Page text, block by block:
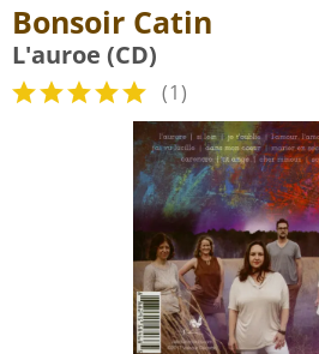
Bonsoir Catin
L'auroe (CD)
(1)